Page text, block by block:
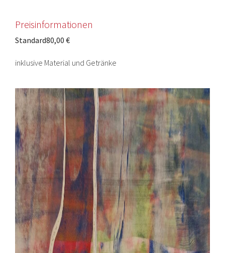
Preisinformationen
Standard80,00 €
inklusive Material und Getränke